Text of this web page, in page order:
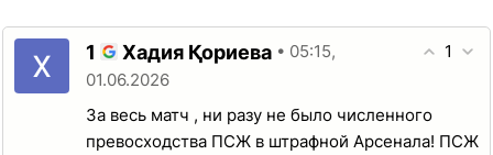
1
1 Хадия Қориева • 05:15,
01.06.2026
За весь матч , ни разу не было численного
превосходства ПСЖ в штрафной Арсенала! ПСЖ